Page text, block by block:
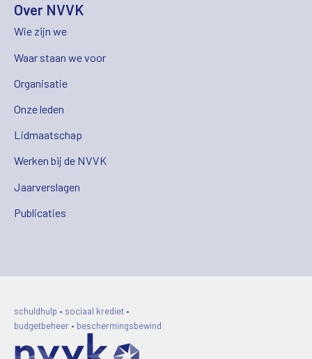
Over NVVK
Wie zijn we
Waar staan we voor
Organisatie
Onze leden
Lidmaatschap
Werken bij de NVVK
Jaarverslagen
Publicaties
schuldhulp • sociaal krediet •
budgetbeheer • beschermingsbewind